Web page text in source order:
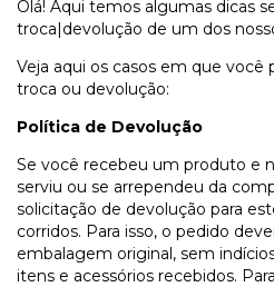
Olá! Aqui temos algumas dicas
troca|devolução de um dos
Veja aqui os casos em que você
troca ou devolução:
Política de Devolução
Se você recebeu um produto e
serviu ou se arrependeu da
solicitação de devolução para
corridos. Para isso, o pedido
embalagem original, sem
itens e acessórios recebidos.